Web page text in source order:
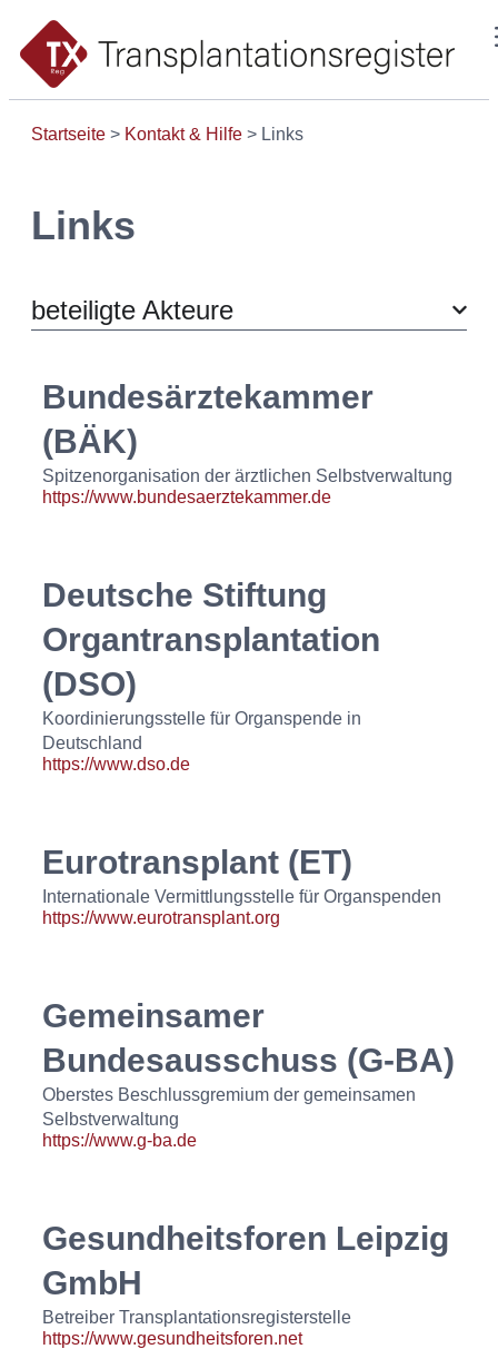
Startseite > Kontakt & Hilfe > Links
Links
beteiligte Akteure
Bundesärztekammer
(BÄK)
Spitzenorganisation der ärztlichen Selbstverwaltung
https://www.bundesaerztekammer.de
Deutsche Stiftung
Organtransplantation
(DSO)
Koordinierungsstelle für Organspende in
Deutschland
https://www.dso.de
Eurotransplant (ET)
Internationale Vermittlungsstelle für Organspenden
https://www.eurotransplant.org
Gemeinsamer
Bundesausschuss (G‑BA)
Oberstes Beschlussgremium der gemeinsamen
Selbstverwaltung
https://www.g-ba.de
Gesundheitsforen Leipzig
GmbH
Betreiber Transplantationsregisterstelle
https://www.gesundheitsforen.net